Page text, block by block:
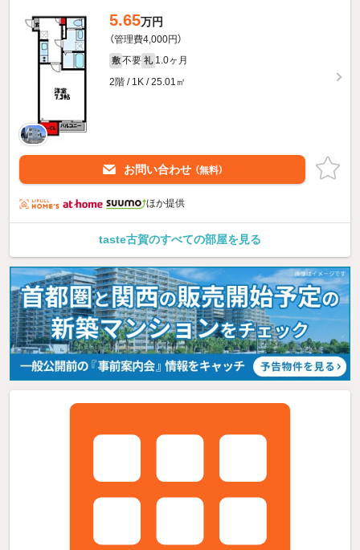
5.65万円
（管理費4,000円）
敷 不要 礼 1.0ヶ月
2階 / 1K / 25.01㎡
お問い合わせ （無料）
ほか提供
taste古賀のすべての部屋を見る